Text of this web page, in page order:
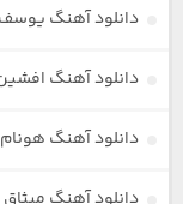
دانلود آهنگ
دانلود آهنگ
دانلود آهنگ